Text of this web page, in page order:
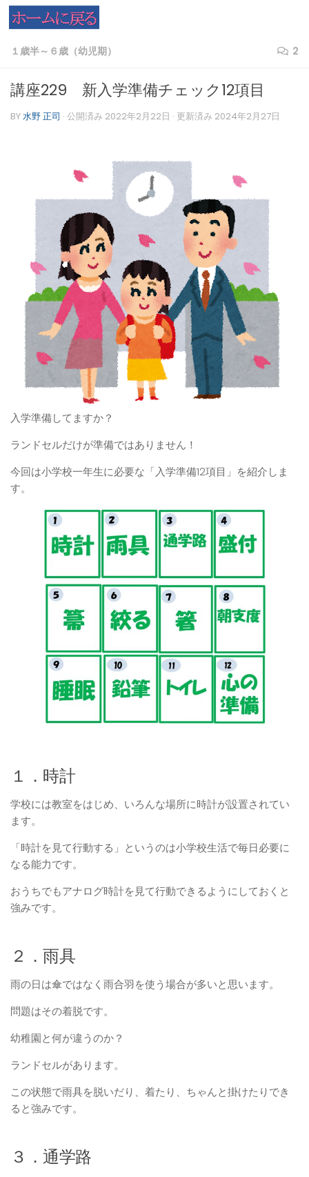
コンテンツへスキップ
１歳半～６歳（幼児期） 2
講座229 新入学準備チェック12項目
BY水野 正司 · 公開済み 2022年2月22日 · 更新済み 2024年2月27日
入学準備してますか？
ランドセルだけが準備ではありません！
今回は小学校一年生に必要な「入学準備12項目」を紹介しま
す。
１．時計
学校には教室をはじめ、いろんな場所に時計が設置されてい
ます。
「時計を見て行動する」というのは小学校生活で毎日必要に
なる能力です。
おうちでもアナログ時計を見て行動できるようにしておくと
強みです。
２．雨具
雨の日は傘ではなく雨合羽を使う場合が多いと思います。
問題はその着脱です。
幼稚園と何が違うのか？
ランドセルがあります。
この状態で雨具を脱いだり、着たり、ちゃんと掛けたりでき
ると強みです。
３．通学路